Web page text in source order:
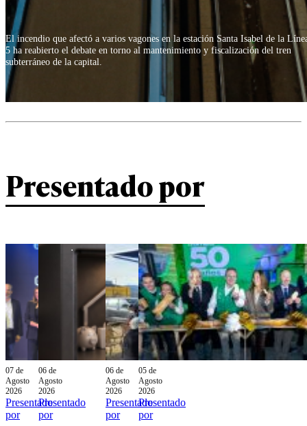
El incendio que afectó a varios vagones en la estación Santa Isabel de la
5 ha reabierto el debate en torno al mantenimiento y fiscalización del tren
subterráneo de la capital.
Presentado por
07 de
Agosto
2026
Presentado
por
06 de
Agosto
2026
Presentado
por
06 de
Agosto
2026
Presentado
por
05 de
Agosto
2026
Presentado
por